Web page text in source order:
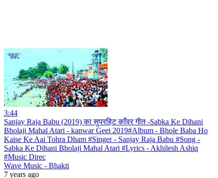
3:44
Sanjay Raja Babu (2019) का सुपरहिट काँवर गीत -Sabka Ke Dihani
Bholaji Mahal Atari - kanwar Geet 2019#Album - Bhole Baba Ho
Kaise Ke Aai Tohra Dham #Singer - Sanjay Raja Babu #Song -
Sabka Ke Dihani Bholaji Mahal Atari #Lyrics - Akhilesh Ashiq
#Music Direc
Wave Music - Bhakti
7 years ago